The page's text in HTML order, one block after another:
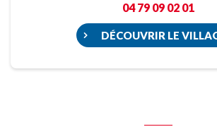
04 79 09 02 01
DÉCOUVRIR LE